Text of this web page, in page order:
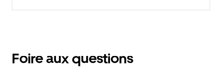
Foire aux questions